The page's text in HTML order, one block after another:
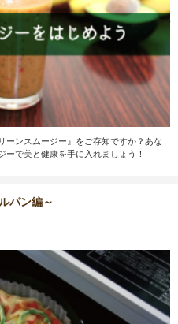
ーンスムージー』をご存知ですか？あな
で美と健康を手に入れましょう！
パン編～